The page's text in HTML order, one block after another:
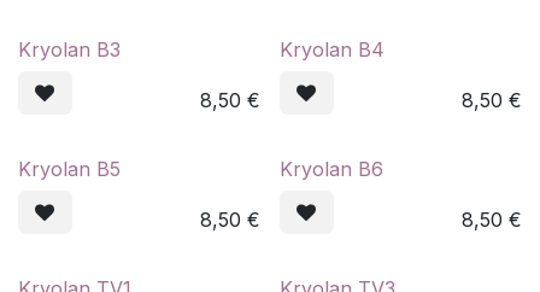
Kryolan B3
8,50 €
Kryolan B4
8,50 €
Kryolan B5
8,50 €
Kryolan B6
8,50 €